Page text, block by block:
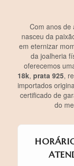
Com anos de
nasceu da
em eternizar
da joalheria
oferecemos
18k, prata 925,
importados
certificado de
do